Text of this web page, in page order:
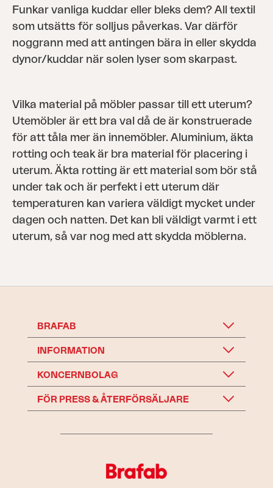
Funkar vanliga kuddar eller bleks dem? All textil
som utsätts för solljus påverkas. Var därför
noggrann med att antingen bära in eller skydda
dynor/kuddar när solen lyser som skarpast.
Vilka material på möbler passar till ett uterum?
Utemöbler är ett bra val då de är konstruerade
för att tåla mer än innemöbler. Aluminium, äkta
rotting och teak är bra material för placering i
uterum. Äkta rotting är ett material som bör stå
under tak och är perfekt i ett uterum där
temperaturen kan variera väldigt mycket under
dagen och natten. Det kan bli väldigt varmt i ett
uterum, så var nog med att skydda möblerna.
BRAFAB
INFORMATION
KONCERNBOLAG
FÖR PRESS & ÅTERFÖRSÄLJARE